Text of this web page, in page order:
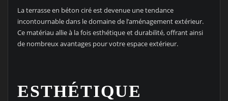
La terrasse en béton ciré est devenue une tendance
incontournable dans le domaine de l’aménagement extérieur.
Ce matériau allie à la fois esthétique et durabilité, offrant ainsi
de nombreux avantages pour votre espace extérieur.
ESTHÉTIQUE